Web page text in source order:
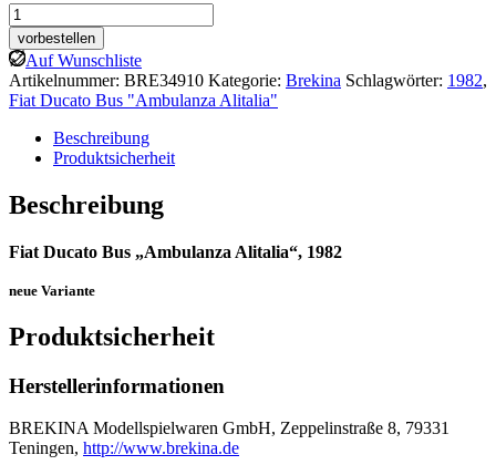
Brekina:
Fiat
Ducato
Bus
"Ambulanza
Alitalia"
Menge
vorbestellen
Auf Wunschliste
Artikelnummer: BRE34910 Kategorie: Brekina Schlagwörter: 1982,
Fiat Ducato Bus "Ambulanza Alitalia"
Beschreibung
Produktsicherheit
Beschreibung
Fiat Ducato Bus „Ambulanza Alitalia“, 1982
neue Variante
Produktsicherheit
Herstellerinformationen
BREKINA Modellspielwaren GmbH, Zeppelinstraße 8, 79331
Teningen, http://www.brekina.de